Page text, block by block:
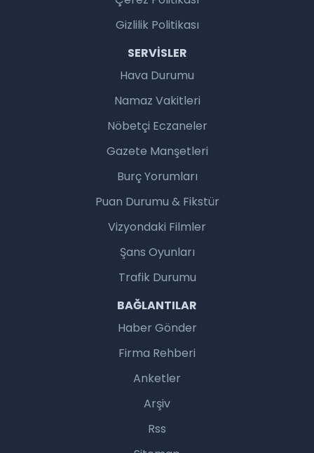
Gizlilik Politikası
SERVISLER
Hava Durumu
Namaz Vakitleri
Nöbetçi Eczaneler
Gazete Manşetleri
Burç Yorumları
Puan Durumu & Fikstür
Vizyondaki Filmler
Şans Oyunları
Trafik Durumu
BAĞLANTILAR
Haber Gönder
Firma Rehberi
Anketler
Arşiv
Rss